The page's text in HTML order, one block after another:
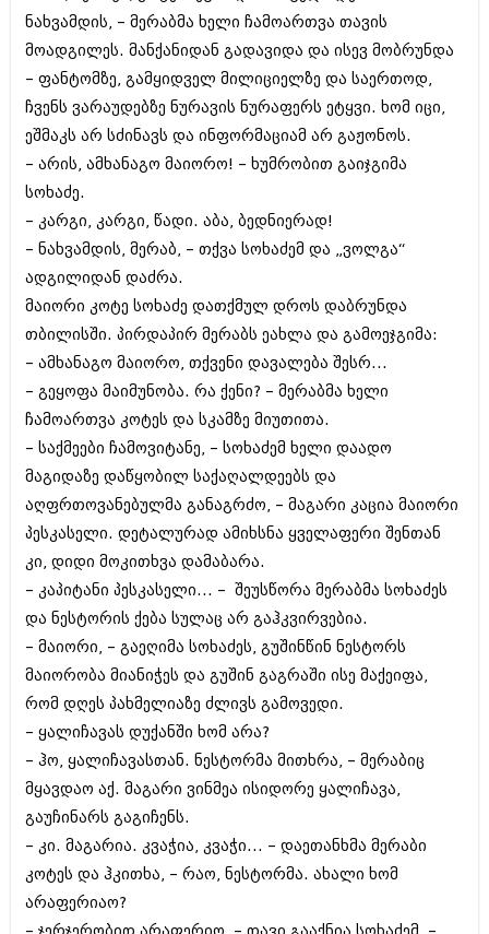
მაისი 2010 (232)
აპრილი 2010 (229)
მარტი 2010 (454)
თებერვალი 2010 (421)
იანვარი 2010 (422)
დეკემბერი 2009 (510)
ნოემბერი 2009 (308)
ოქტომბერი 2009 (382)
სექტემბერი 2009 (541)
აგვისტო 2009 (14)
ივლისი 2009 (118)
თებერვალი 0216 (1)
ოქტომბერი 0215 (1)
აგვისტო 0215 (2)
აგვისტო 0212 (1)
ივნისი 0212 (2)
ნოემბერი 0201 (1)
ნახვამდის, – მერაბმა ხელი ჩამოართვა თავის
მოადგილეს. მანქანიდან გადავიდა და ისევ მობრუნდა
– ფანტომზე, გამყიდველ მილიციელზე და საერთოდ,
ჩვენს ვარაუდებზე ნურავის ნურაფერს ეტყვი. ხომ იცი,
ეშმაკს არ სძინავს და ინფორმაციამ არ გაჟონოს.
– არის, ამხანაგო მაიორო! – ხუმრობით გაიჯგიმა
სოხაძე.
– კარგი, კარგი, წადი. აბა, ბედნიერად!
– ნახვამდის, მერაბ, – თქვა სოხაძემ და „ვოლგა“
ადგილიდან დაძრა.
მაიორი კოტე სოხაძე დათქმულ დროს დაბრუნდა
თბილისში. პირდაპირ მერაბს ეახლა და გამოეჯგიმა:
– ამხანაგო მაიორო, თქვენი დავალება შესრ...
– გეყოფა მაიმუნობა. რა ქენი? – მერაბმა ხელი
ჩამოართვა კოტეს და სკამზე მიუთითა.
– საქმეები ჩამოვიტანე, – სოხაძემ ხელი დაადო
მაგიდაზე დაწყობილ საქაღალდეებს და
აღფრთოვანებულმა განაგრძო, – მაგარი კაცია მაიორი
პესკასელი. დეტალურად ამიხსნა ყველაფერი შენთან
კი, დიდი მოკითხვა დამაბარა.
– კაპიტანი პესკასელი... – შეუსწორა მერაბმა სოხაძეს
და ნესტორის ქება სულაც არ გაჰკვირვებია.
– მაიორი, – გაეღიმა სოხაძეს, გუშინწინ ნესტორს
მაიორობა მიანიჭეს და გუშინ გაგრაში ისე მაქეიფა,
რომ დღეს პახმელიაზე ძლივს გამოვედი.
– ყალიჩავას დუქანში ხომ არა?
– ჰო, ყალიჩავასთან. ნესტორმა მითხრა, – მერაბიც
მყავდაო აქ. მაგარი ვინმეა ისიდორე ყალიჩავა,
გაუჩინარს გაგიჩენს.
– კი. მაგარია. კვაჭია, კვაჭი... – დაეთანხმა მერაბი
კოტეს და ჰკითხა, – რაო, ნესტორმა. ახალი ხომ
არაფერიაო?